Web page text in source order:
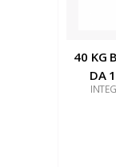
40 KG
DA